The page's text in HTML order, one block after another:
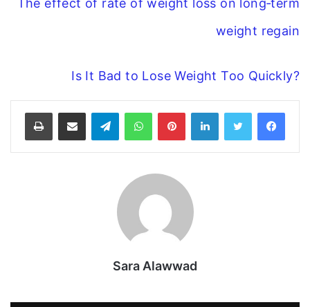
The effect of rate of weight loss on long‐term
weight regain
?Is It Bad to Lose Weight Too Quickly
فيسبوك تويتر لينكدإن بينتيريستواتساب تيلقرام مشاركة عبر البريد طباعة
Sara Alawwad